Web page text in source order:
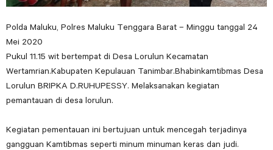
Polda Maluku, Polres Maluku Tenggara Barat – Minggu tanggal 24
Mei 2020
Pukul 11.15 wit bertempat di Desa Lorulun Kecamatan
Wertamrian.Kabupaten Kepulauan Tanimbar.Bhabinkamtibmas Desa
Lorulun BRIPKA D.RUHUPESSY. Melaksanakan kegiatan
pemantauan di desa lorulun.
Kegiatan pementauan ini bertujuan untuk mencegah terjadinya
gangguan Kamtibmas seperti minum minuman keras dan judi.